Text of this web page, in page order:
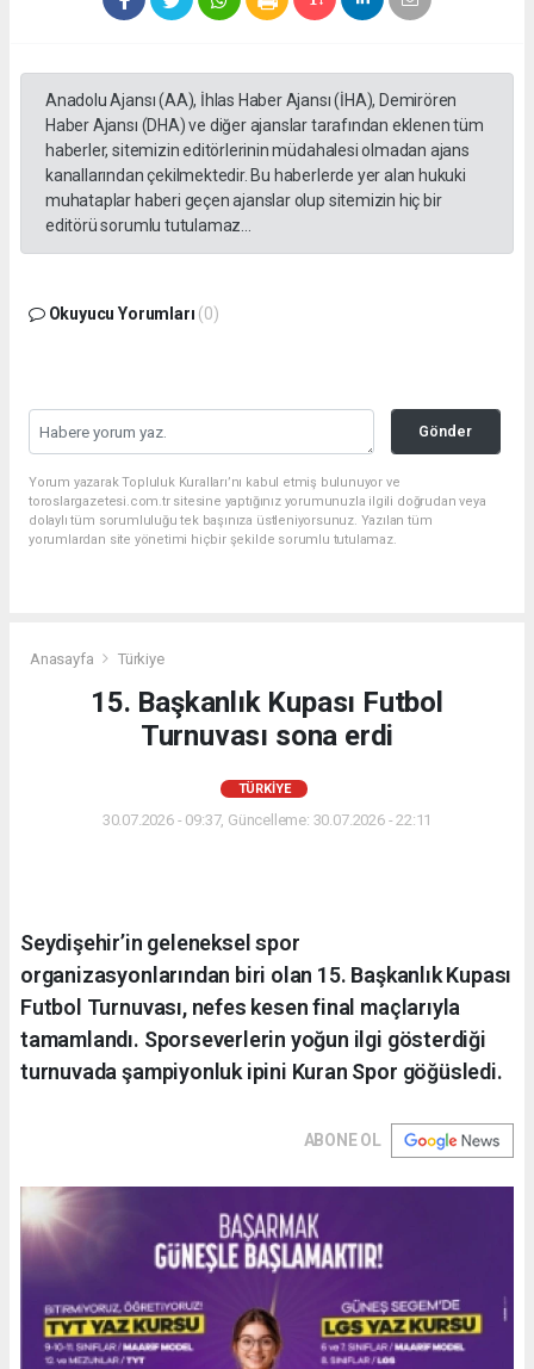
Anadolu Ajansı (AA), İhlas Haber Ajansı (İHA), Demirören
Haber Ajansı (DHA) ve diğer ajanslar tarafından eklenen tüm
haberler, sitemizin editörlerinin müdahalesi olmadan ajans
kanallarından çekilmektedir. Bu haberlerde yer alan hukuki
muhataplar haberi geçen ajanslar olup sitemizin hiç bir
editörü sorumlu tutulamaz...
Okuyucu Yorumları (0)
Gönder
Yorum yazarak Topluluk Kuralları’nı kabul etmiş bulunuyor ve
toroslargazetesi.com.tr sitesine yaptığınız yorumunuzla ilgili doğrudan veya
dolaylı tüm sorumluluğu tek başınıza üstleniyorsunuz. Yazılan tüm
yorumlardan site yönetimi hiçbir şekilde sorumlu tutulamaz.
Anasayfa Türkiye
15. Başkanlık Kupası Futbol
Turnuvası sona erdi
TÜRKIYE
30.07.2026 - 09:37, Güncelleme: 30.07.2026 - 22:11
Seydişehir’in geleneksel spor
organizasyonlarından biri olan 15. Başkanlık Kupası
Futbol Turnuvası, nefes kesen final maçlarıyla
tamamlandı. Sporseverlerin yoğun ilgi gösterdiği
turnuvada şampiyonluk ipini Kuran Spor göğüsledi.
ABONE OL